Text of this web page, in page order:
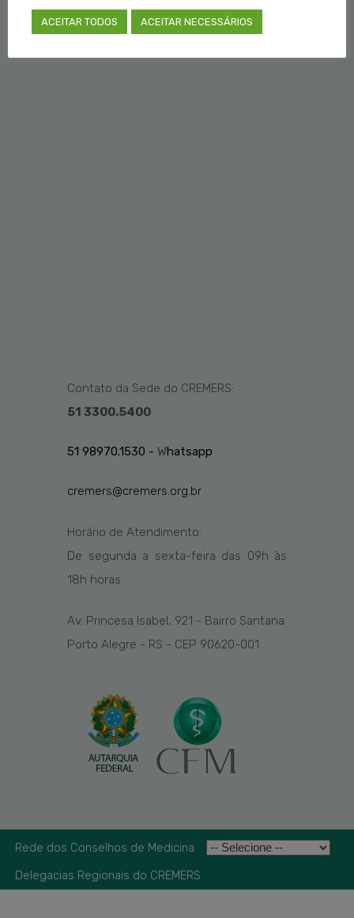
Login do Médico
Contato da Sede do CREMERS:
51 3300.5400
51 98970.1530 - Whatsapp
cremers@cremers.org.br
Horário de Atendimento:
De segunda a sexta-feira das 09h às
18h horas
Av. Princesa Isabel, 921 - Bairro Santana
Porto Alegre - RS - CEP 90620-001
Rede dos Conselhos de Medicina
Delegacias Regionais do CREMERS
ACEITAR TODOS ACEITAR NECESSÁRIOS